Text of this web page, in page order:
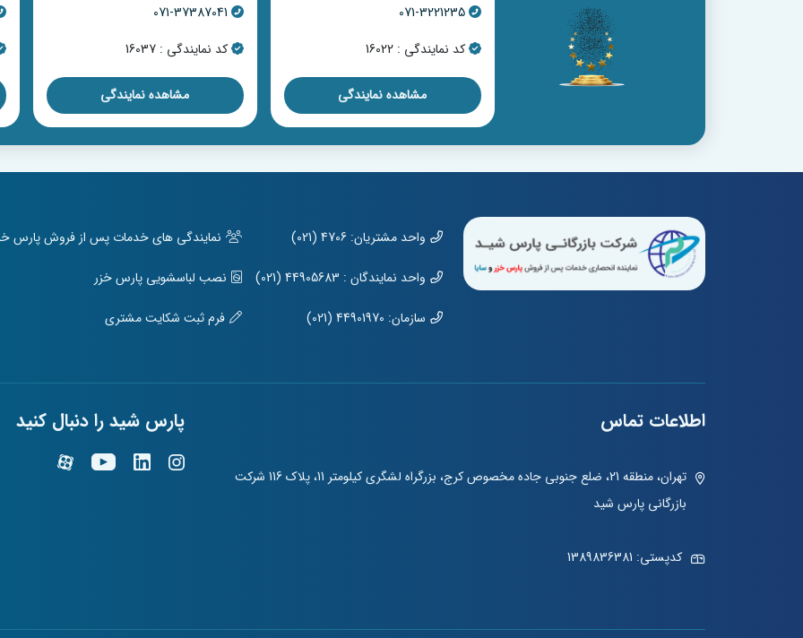
071-3221235
کد نمایندگی : 16022
مشاهده نمایندگی
071-37387041
کد نمایندگی : 16037
مشاهده نمایندگی
واحد مشتریان: 4706 (021)
واحد نمایندگان : 44905683 (021)
سازمان: 44901970 (021)
نمایندگی های خدمات پس از فروش پارس
نصب لباسشویی پارس خزر
فرم ثبت شکایت مشتری
اطلاعات تماس
تهران، منطقه 21، ضلع جنوبی جاده مخصوص کرج، بزرگراه لشگری کیلومتر 11، پلاک 116 شرکت
بازرگانی پارس شید
کدپستی: 1389836381
پارس شید را دنبال کنید